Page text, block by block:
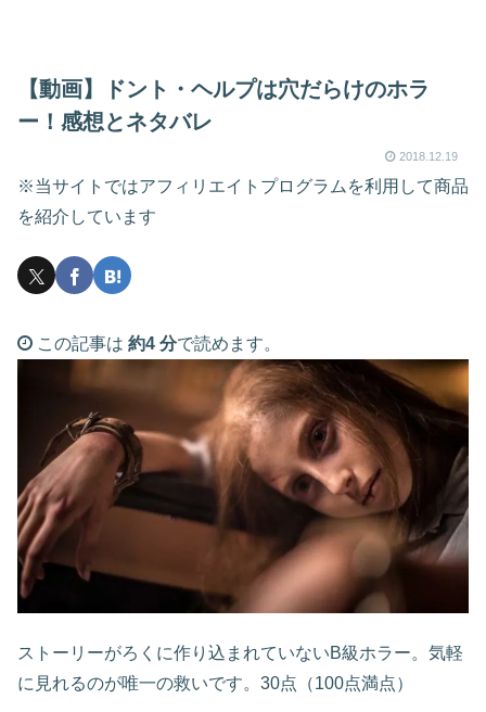
【動画】ドント・ヘルプは穴だらけのホラ
ー！感想とネタバレ
2018.12.19
※当サイトではアフィリエイトプログラムを利用して商品
を紹介しています
この記事は 約4 分で読めます。
ストーリーがろくに作り込まれていないB級ホラー。気軽
に見れるのが唯一の救いです。30点（100点満点）